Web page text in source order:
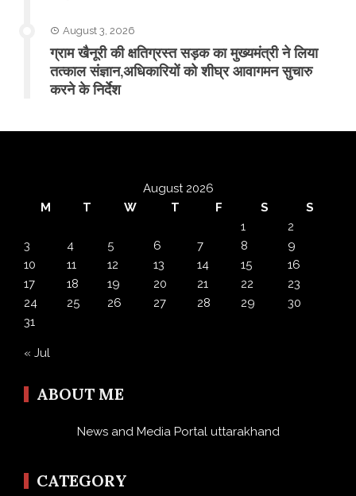
August 3, 2026
ग्राम खैनूरी की क्षतिग्रस्त सड़क का मुख्यमंत्री ने लिया
तत्काल संज्ञान,अधिकारियों को शीघ्र आवागमन सुचारु
करने के निर्देश
August 2026
M
T W T F S
S
1
2
3
4 5 6 7 8
9
10
11 12 13 14 15
16
17
18 19 20 21 22
23
24
25 26 27 28 29
30
31
« Jul
ABOUT ME
News and Media Portal uttarakhand
CATEGORY